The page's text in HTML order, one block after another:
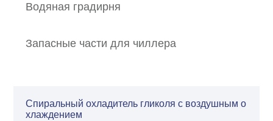
Водяная градирня
Запасные части для чиллера
Спиральный охладитель гликоля с воздушным о
хлаждением